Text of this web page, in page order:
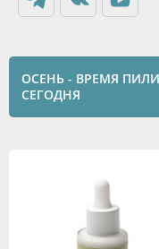
ОСЕНЬ - ВРЕМЯ
СЕГОДНЯ